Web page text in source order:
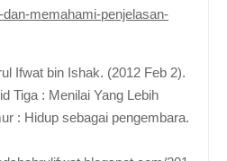
memahami-penjelasan-
Ifwat bin Ishak. (2012 Feb 2).
Tiga : Menilai Yang Lebih
: Hidup sebagai pengembara.